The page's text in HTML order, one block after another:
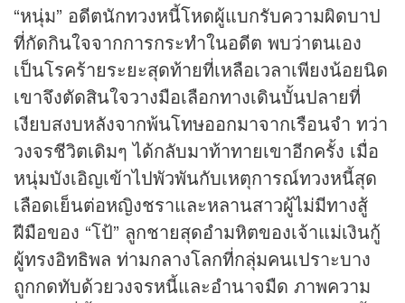
“หนุ่ม” อดีตนักทวงหนี้โหดผู้แบกรับความผิดบาป
ที่กัดกินใจจากการกระทำในอดีต พบว่าตนเอง
เป็นโรคร้ายระยะสุดท้ายที่เหลือเวลาเพียงน้อยนิด
เขาจึงตัดสินใจวางมือเลือกทางเดินบั้นปลายที่
เงียบสงบหลังจากพ้นโทษออกมาจากเรือนจำ ทว่า
วงจรชีวิตเดิมๆ ได้กลับมาท้าทายเขาอีกครั้ง เมื่อ
หนุ่มบังเอิญเข้าไปพัวพันกับเหตุการณ์ทวงหนี้สุด
เลือดเย็นต่อหญิงชราและหลานสาวผู้ไม่มีทางสู้
ฝีมือของ “โป้” ลูกชายสุดอำมหิตของเจ้าแม่เงินกู้
ผู้ทรงอิทธิพล ท่ามกลางโลกที่กลุ่มคนเปราะบาง
ถูกกดทับด้วยวงจรหนี้และอำนาจมืด ภาพความ